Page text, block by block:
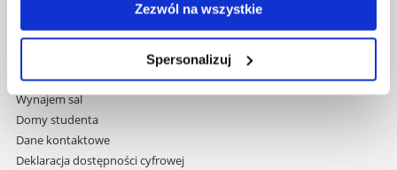
Zezwól na wszystkie
Spersonalizuj
Fundusze strukturalne
Projekty współfinansowane przez UE
Projekty realizowane z KPO
Wynajem sal
Domy studenta
Dane kontaktowe
Deklaracja dostępności cyfrowej